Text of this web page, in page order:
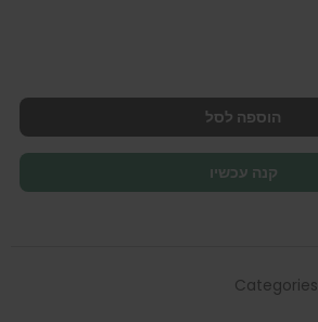
הוספה לסל
קנה עכשיו
Categories